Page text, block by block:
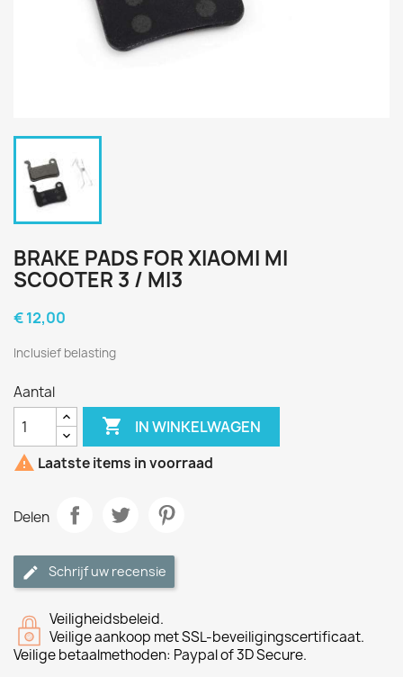
BRAKE PADS FOR XIAOMI MI
SCOOTER 3 / MI3
€ 12,00
Inclusief belasting
Aantal
 IN WINKELWAGEN
 Laatste items in voorraad
Delen
Schrijf uw recensie
Veiligheidsbeleid.
Veilige aankoop met SSL-beveiligingscertificaat.
Veilige betaalmethoden: Paypal of 3D Secure.